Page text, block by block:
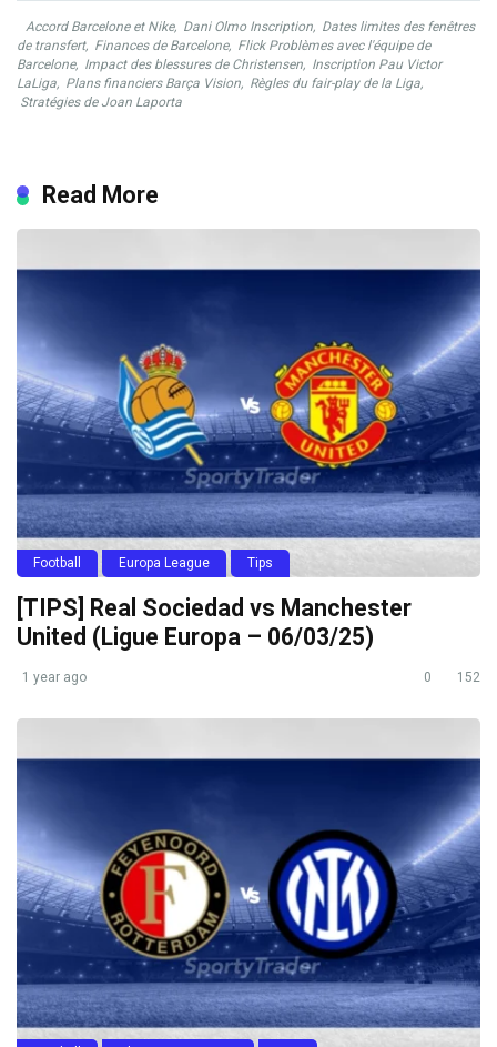
Accord Barcelone et Nike, Dani Olmo Inscription, Dates limites des fenêtres
de transfert, Finances de Barcelone, Flick Problèmes avec l'équipe de
Barcelone, Impact des blessures de Christensen, Inscription Pau Victor
LaLiga, Plans financiers Barça Vision, Règles du fair-play de la Liga,
Stratégies de Joan Laporta
Read More
Football Europa League Tips
[TIPS] Real Sociedad vs Manchester
United (Ligue Europa – 06/03/25)
1 year ago 0 152